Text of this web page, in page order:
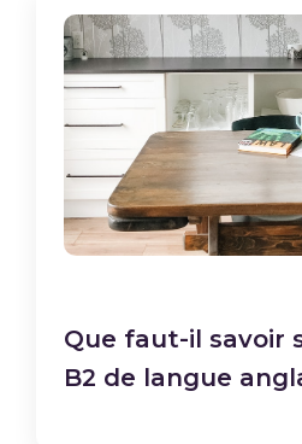
Que faut-il savoir
B2 de langue